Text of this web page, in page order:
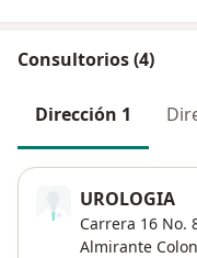
Consultorios (4)
Dirección 1
UROLOGIA
Carrera 16 No.
Almirante